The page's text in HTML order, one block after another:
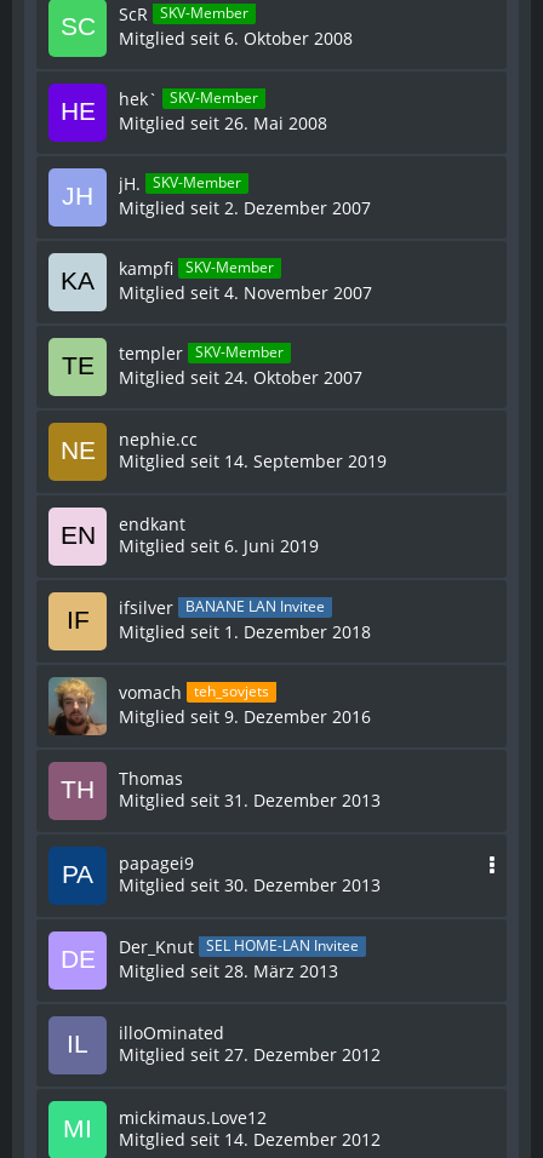
ScR SKV-Member
Mitglied seit 6. Oktober 2008
hek` SKV-Member
Mitglied seit 26. Mai 2008
jH. SKV-Member
Mitglied seit 2. Dezember 2007
kampfi SKV-Member
Mitglied seit 4. November 2007
templer SKV-Member
Mitglied seit 24. Oktober 2007
nephie.cc
Mitglied seit 14. September 2019
endkant
Mitglied seit 6. Juni 2019
ifsilver BANANE LAN Invitee
Mitglied seit 1. Dezember 2018
vomach teh_sovjets
Mitglied seit 9. Dezember 2016
Thomas
Mitglied seit 31. Dezember 2013
papagei9
Mitglied seit 30. Dezember 2013
Der_Knut SEL HOME-LAN Invitee
Mitglied seit 28. März 2013
illoOminated
Mitglied seit 27. Dezember 2012
mickimaus.Love12
Mitglied seit 14. Dezember 2012